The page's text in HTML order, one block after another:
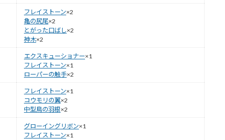
フレイストーン×2
亀の尻尾×2
とがった口ばし×2
神木×2
エクスキューショナー×1
フレイストーン×1
ローパーの触手×2
フレイストーン×1
コウモリの翼×2
中型鳥の羽根×2
グローイングリボン×1
フレイストーン×1